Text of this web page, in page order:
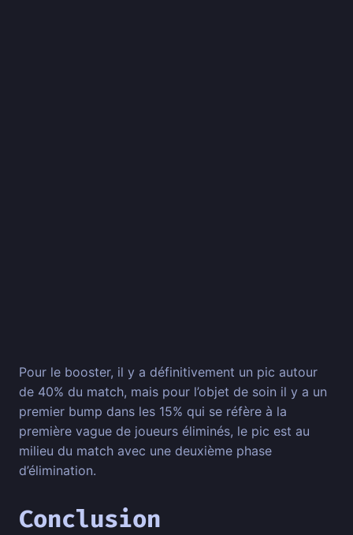
Pour le booster, il y a définitivement un pic autour
de 40% du match, mais pour l’objet de soin il y a un
premier bump dans les 15% qui se réfère à la
première vague de joueurs éliminés, le pic est au
milieu du match avec une deuxième phase
d’élimination.
Conclusion